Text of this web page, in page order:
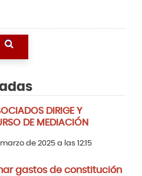
DIRIGE Y
DE MEDIACIÓN
de 2025 a las 12:15
gastos de constitución